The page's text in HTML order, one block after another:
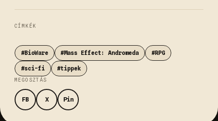
CÍMKÉK
#BioWare #Mass Effect: Andromeda #RPG
#sci-fi #tippek
MEGOSZTÁS
FB X Pin